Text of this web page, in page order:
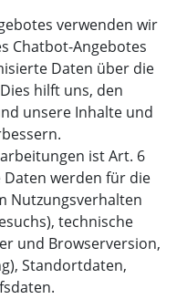
verwenden wir
Chatbot-Angebotes
Daten über die
hilft uns, den
unsere Inhalte und
ist Art. 6
Daten werden für die
Nutzungsverhalten
technische
und Browserversion,
Standortdaten,